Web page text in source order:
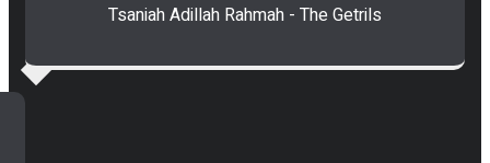
Tsaniah Adillah Rahmah - The Getrils